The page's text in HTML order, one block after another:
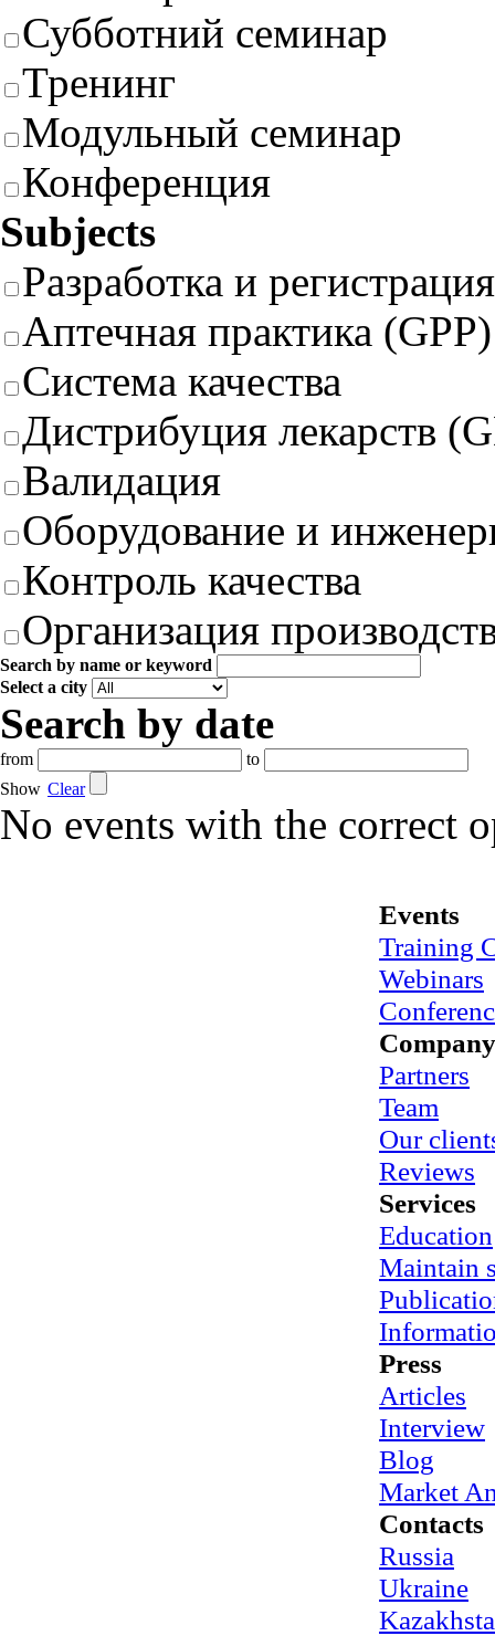
Субботний семинар
Тренинг
Модульный семинар
Конференция
Subjects
Разработка и
Аптечная практика (GPP)
Система качества
Дистрибуция лекарств
Валидация
Оборудование и
Контроль качества
Организация
Search by name or keyword
Select a city
Search by date
from
to
Show Clear
No events with the correct
Events
Training
Webinars
Company
Partners
Team
Our
Reviews
Services
Education
Maintain
Press
Articles
Interview
Blog
Market
Contacts
Russia
Ukraine